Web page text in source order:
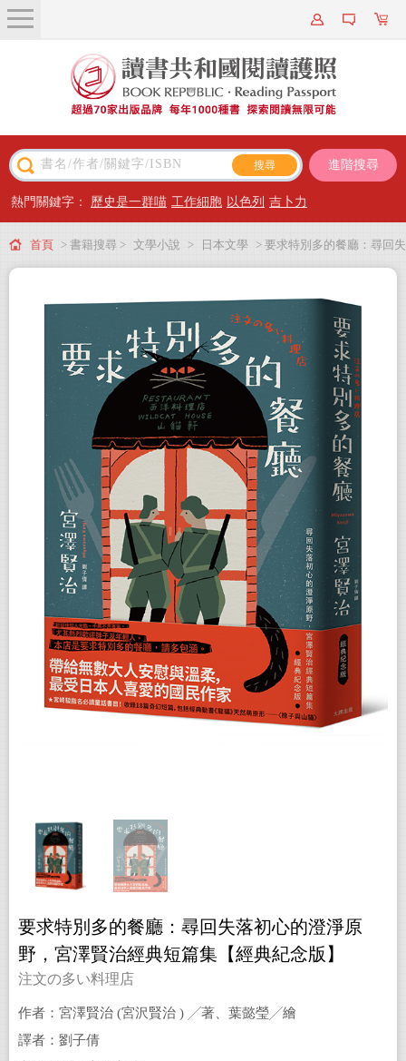
關於我們
近期新書
主題閱讀
出版專區
會員專屬
會員儲值方案
進階搜尋
熱門關鍵字： 歷史是一群喵 工作細胞 以色列 吉卜力
首頁 > 書籍搜尋 > 文學小說 > 日本文學 > 要求特別多的餐廳：尋回失
要求特別多的餐廳：尋回失落初心的澄淨原
野，宮澤賢治經典短篇集【經典紀念版】
注文の多い料理店
作者：宮澤賢治 (宮沢賢治 ) ╱著、葉懿瑩╱繪
譯者：劉子倩